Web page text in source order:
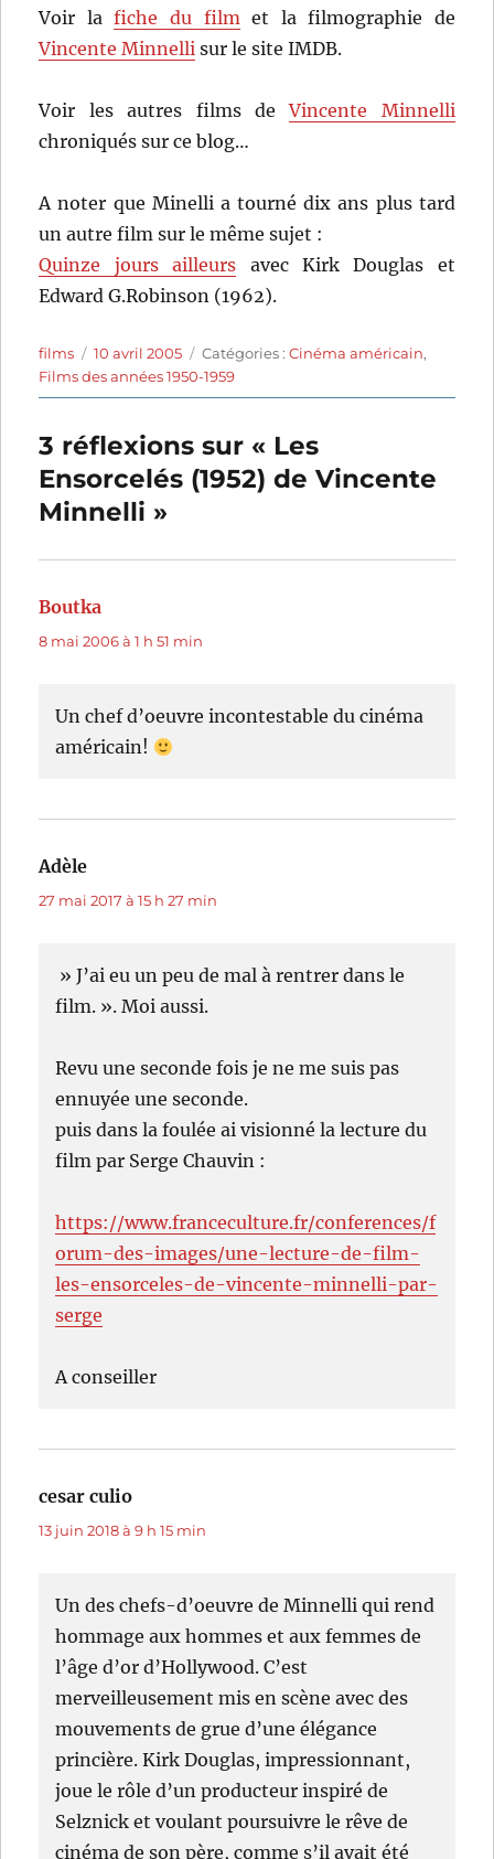
Voir lafiche du filmet la filmographie de
Vincente Minnelli sur le site IMDB.
Voir les autres films deVincente Minnelli
chroniqués sur ce blog…
A noter que Minelli a tourné dix ans plus tard
un autre film sur le même sujet :
Quinze jours ailleurs avec Kirk Douglas et
Edward G.Robinson (1962).
Auteur
films
Publié
le
10 avril 2005 Catégories
Catégories :Cinéma américain,
Films des années 1950-1959
3 réflexions sur « Les
Ensorcelés (1952) de Vincente
Minnelli »
Boutka
8 mai 2006 à 1 h 51 min
Un chef d’oeuvre incontestable du cinéma
américain!
Adèle
27 mai 2017 à 15 h 27 min
» J’ai eu un peu de mal à rentrer dans le
film. ». Moi aussi.
Revu une seconde fois je ne me suis pas
ennuyée une seconde.
puis dans la foulée ai visionné la lecture du
film par Serge Chauvin :
https://www.franceculture.fr/conferences/f
orum-des-images/une-lecture-de-film-
les-ensorceles-de-vincente-minnelli-par-
serge
A conseiller
cesar culio
13 juin 2018 à 9 h 15 min
Un des chefs-d’oeuvre de Minnelli qui rend
hommage aux hommes et aux femmes de
l’âge d’or d’Hollywood. C’est
merveilleusement mis en scène avec des
mouvements de grue d’une élégance
princière. Kirk Douglas, impressionnant,
joue le rôle d’un producteur inspiré de
Selznick et voulant poursuivre le rêve de
cinéma de son père, comme s’il avait été